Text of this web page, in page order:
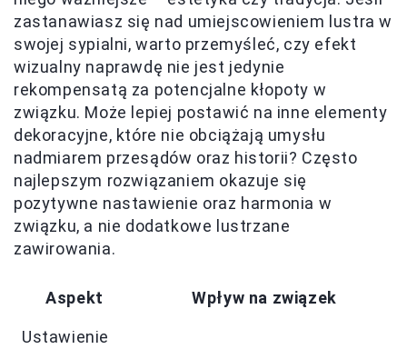
zastanawiasz się nad umiejscowieniem lustra w
swojej sypialni, warto przemyśleć, czy efekt
wizualny naprawdę nie jest jedynie
rekompensatą za potencjalne kłopoty w
związku. Może lepiej postawić na inne elementy
dekoracyjne, które nie obciążają umysłu
nadmiarem przesądów oraz historii? Często
najlepszym rozwiązaniem okazuje się
pozytywne nastawienie oraz harmonia w
związku, a nie dodatkowe lustrzane
zawirowania.
Aspekt Wpływ na związek
Ustawienie